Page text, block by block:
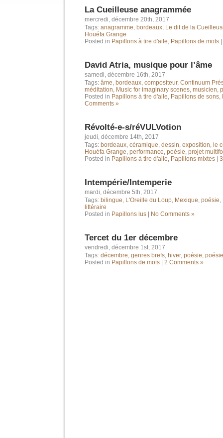
La Cueilleuse anagrammée
mercredi, décembre 20th, 2017
Tags: anagramme, bordeaux, Le dit de la
Houéfa Grange
Posted in Papillons à tire d'aile, Papillons de mots
David Atria, musique pour l’âme
samedi, décembre 16th, 2017
Tags: âme, bordeaux, compositeur, Continuum
méditation, Music for imaginary scenes, musicien,
Posted in Papillons à tire d'aile, Papillons de sons,
Comments »
Révolté-e-s/réVULVotion
jeudi, décembre 14th, 2017
Tags: bordeaux, céramique, dessin, exposition, le
Houéfa Grange, performance, poésie, projet
Posted in Papillons à tire d'aile, Papillons mixtes
Intempérie/Intemperie
mardi, décembre 5th, 2017
Tags: bilingue, L'Oreille du Loup, Mexique, poésie,
littéraire
Posted in Papillons lus No Comments »
Tercet du 1er décembre
vendredi, décembre 1st, 2017
Tags: décembre, genres brefs, hiver, poésie,
Posted in Papillons de mots 2 Comments »